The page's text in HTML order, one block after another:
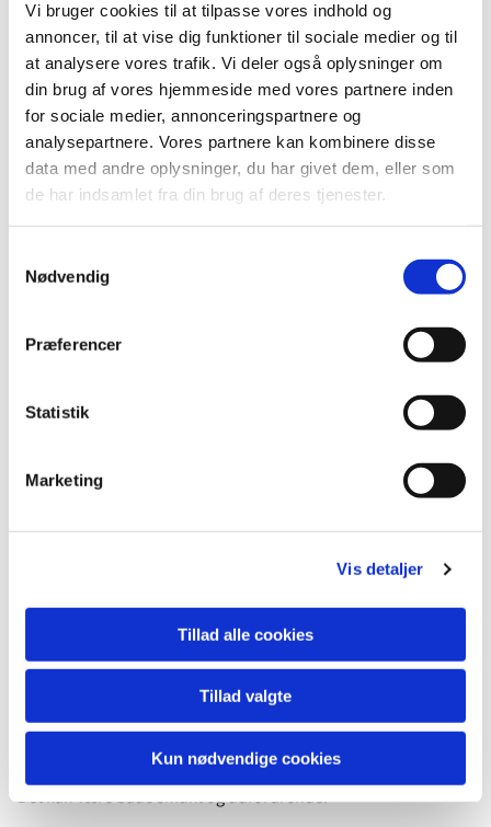
Vi bruger cookies til at tilpasse vores indhold og
annoncer, til at vise dig funktioner til sociale medier og til
at analysere vores trafik. Vi deler også oplysninger om
din brug af vores hjemmeside med vores partnere inden
for sociale medier, annonceringspartnere og
analysepartnere. Vores partnere kan kombinere disse
data med andre oplysninger, du har givet dem, eller som
de har indsamlet fra din brug af deres tjenester.
Nødvendig
Præferencer
Statistik
Marketing
Vis detaljer
Tillad alle cookies
Tillad valgte
Kun nødvendige cookies
Jesu ord og handlinger her og nu?
Martin Luther formulerede det sådan:"Alt skal drive på
Kristus."
Det betyder, at hele Bibelen må læses i lyset af Jesus – hans liv,
hans ord og hans måde at møde mennesker på.
Jesus opsøgte mennesker, som andre holdt på afstand. Han
værdighed tilbage til mennesker, som var blevet gjort usynlige
eller dømt ude.
Det er ham, vi forsøger at følge.
Historisk har mennesker også i kirkens navn oplevet at blive
afvist eller fordømt på grund af deres seksualitet eller
eller skal løbe fra.
Derfor ønsker vi tydeligt at vise, at kirken er et sted, hvor alle
Mangfoldighed er en del af livet.
Vi er forskellige. Vi tænker forskelligt. Vi lever forskelligt. Vi
Det kan være både smukt og udfordrende.